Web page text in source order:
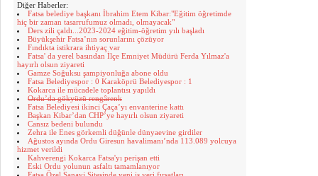
Diğer Haberler:
Fatsa belediye başkanı İbrahim Etem Kibar:"Eğitim öğretimde
hiç bir zaman tasarrufumuz olmadı, olmayacak"
Ders zili çaldı...2023-2024 eğitim-öğretim yılı başladı
Büyükşehir Fatsa’nın sorunlarını çözüyor
Fındıkta istikrara ihtiyaç var
Fatsa' da yerel basından İlçe Emniyet Müdürü Ferda Yılmaz'a
hayırlı olsun ziyareti
Gamze Soğuksu şampiyonluğa abone oldu
Fatsa Belediyespor : 0 Karaköprü Belediyespor : 1
Kokarca ile mücadele toplantısı yapıldı
Ordu’da gökyüzü rengârenk
Fatsa Belediyesi ikinci Çaça’yı envanterine kattı
Başkan Kibar’dan CHP’ye hayırlı olsun ziyareti
Cansız bedeni bulundu
Zehra ile Enes görkemli düğünle dünyaevine girdiler
Ağustos ayında Ordu Giresun havalimanı’nda 113.089 yolcuya
hizmet verildi
Kahverengi Kokarca Fatsa'yı perişan etti
Eski Ordu yolunun asfaltı tamamlanıyor